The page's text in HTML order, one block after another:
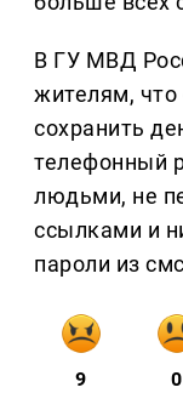
В ГУ МВД
жителям,
сохранить
телефонный
людьми, не
ссылками и
пароли из
9 0